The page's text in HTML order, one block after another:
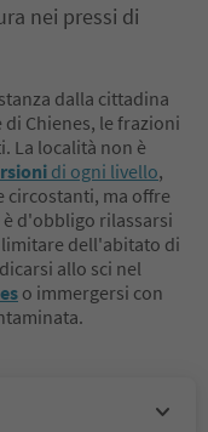
nei pressi di
dalla cittadina
Chienes, le frazioni
La località non è
di ogni livello,
circostanti, ma offre
d'obbligo rilassarsi
limitare dell'abitato di
allo sci nel
o immergersi con